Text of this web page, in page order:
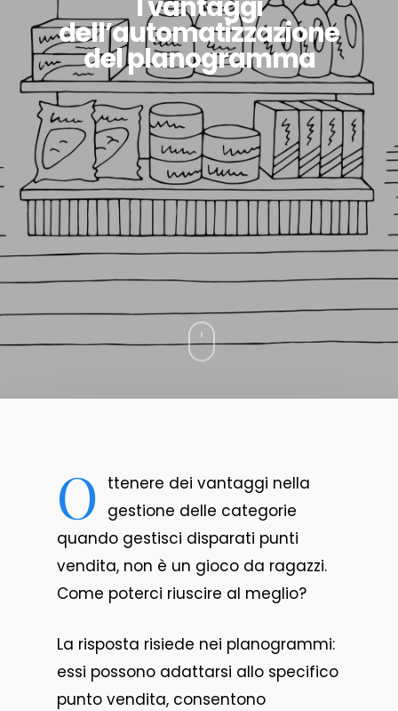
dell’automatizzazione
del planogramma
O ttenere dei vantaggi nella
gestione delle categorie
quando gestisci disparati punti
vendita, non è un gioco da ragazzi.
Come poterci riuscire al meglio?
La risposta risiede nei planogrammi:
essi possono adattarsi allo specifico
punto vendita, consentono